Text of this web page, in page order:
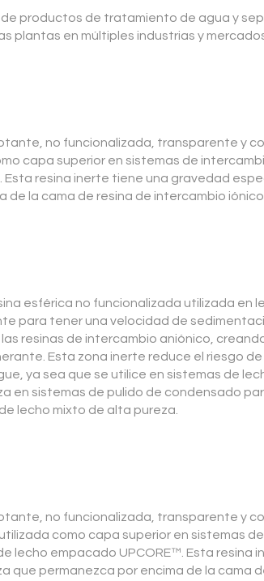
productos de tratamiento de agua y
plantas en múltiples industrias y
no funcionalizada, transparente y
capa superior en sistemas de
resina inerte tiene una gravedad
la cama de resina de intercambio iónico.
esférica no funcionalizada utilizada en
para tener una velocidad de
resinas de intercambio aniónico,
Esta zona inerte reduce el riesgo
ya sea que se utilice en sistemas de
en sistemas de pulido de condensado
lecho mixto de alta pureza.
no funcionalizada, transparente y
como capa superior en sistemas
lecho empacado UPCORE™. Esta resina
que permanezca por encima de la cama